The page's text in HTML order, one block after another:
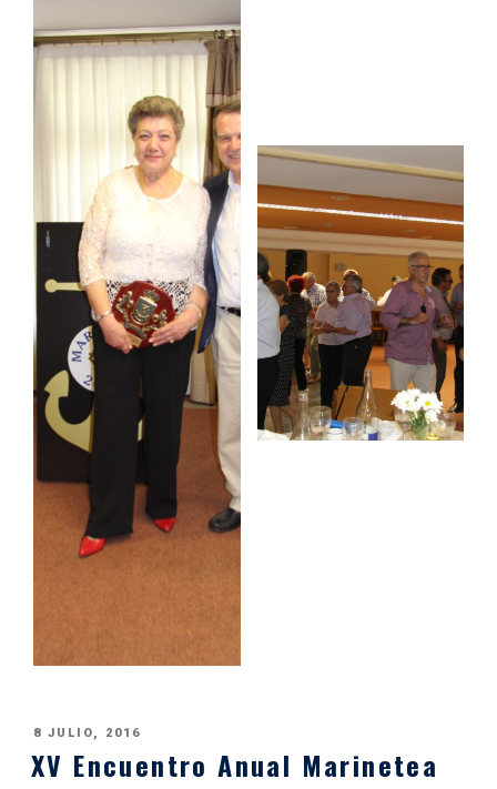
PUBLICADO
8 JULIO, 2016
XV Encuentro Anual Marinetea